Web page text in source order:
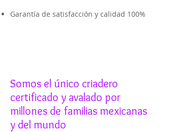
Garantía de satisfacción y calidad 100%
Somos el único criadero
certificado y avalado por
millones de familias mexicanas
y del mundo